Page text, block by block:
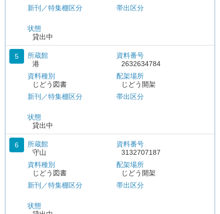
新刊／特集棚区分
状態
貸出中
帯出区分
5
所蔵館
港
資料種別
じどう図書
新刊／特集棚区分
状態
貸出中
資料番号
2632634784
配架場所
じどう開架
帯出区分
6
所蔵館
守山
資料種別
じどう図書
新刊／特集棚区分
状態
資料番号
3132707187
配架場所
じどう開架
帯出区分